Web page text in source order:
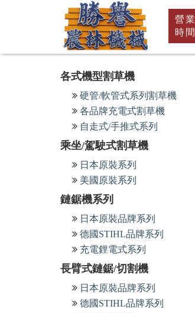
回
首
頁
營業
時間
各式機型割草機
硬管/軟管式系列割草機
各品牌充電式割草機
自走式/手推式系列
乘坐/駕駛式割草機
日本原裝系列
美國原裝系列
鏈鋸機系列
日本原裝品牌系列
德國STIHL品牌系列
充電鋰電式系列
長臂式鏈鋸/切割機
日本原裝品牌系列
德國STIHL品牌系列